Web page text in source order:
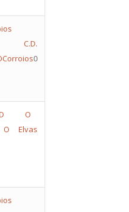
0
O
O Elvas